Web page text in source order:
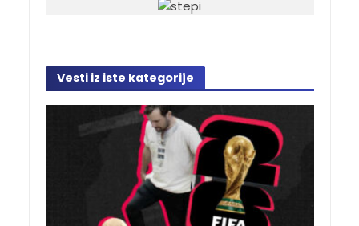
Vesti iz iste kategorije